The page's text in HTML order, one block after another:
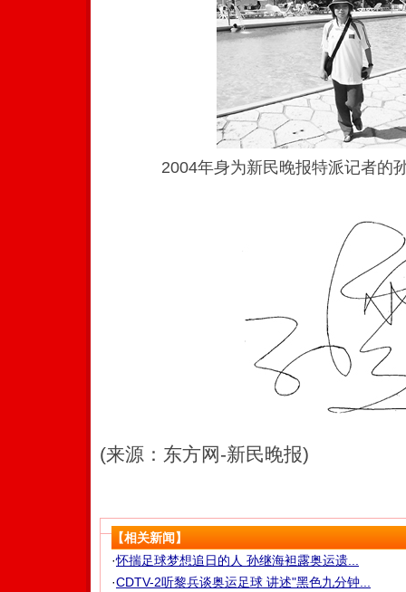
2004年身为新民晚报特派记者的
(来源：东方网-新民晚报)
【相关新闻】
·怀揣足球梦想追日的人 孙继海袒露奥运遗...
·CDTV-2听黎兵谈奥运足球 讲述"黑色九分钟...